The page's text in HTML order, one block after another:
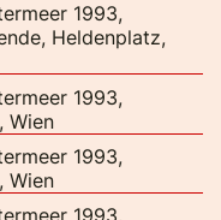
1993,
Heldenplatz,
1993,
Wien
1993,
Wien